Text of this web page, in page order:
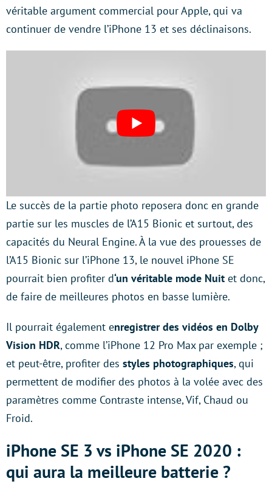
véritable argument commercial pour Apple, qui va
continuer de vendre l’iPhone 13 et ses déclinaisons.
Le succès de la partie photo reposera donc en grande
partie sur les muscles de l’A15 Bionic et surtout, des
capacités du Neural Engine. À la vue des prouesses de
l’A15 Bionic sur l’iPhone 13, le nouvel iPhone SE
pourrait bien profiter d‘un véritable mode Nuit et donc,
de faire de meilleures photos en basse lumière.
Il pourrait également enregistrer des vidéos en Dolby
Vision HDR, comme l’iPhone 12 Pro Max par exemple ;
et peut-être, profiter des styles photographiques, qui
permettent de modifier des photos à la volée avec des
paramètres comme Contraste intense, Vif, Chaud ou
Froid.
iPhone SE 3 vs iPhone SE 2020 :
qui aura la meilleure batterie ?